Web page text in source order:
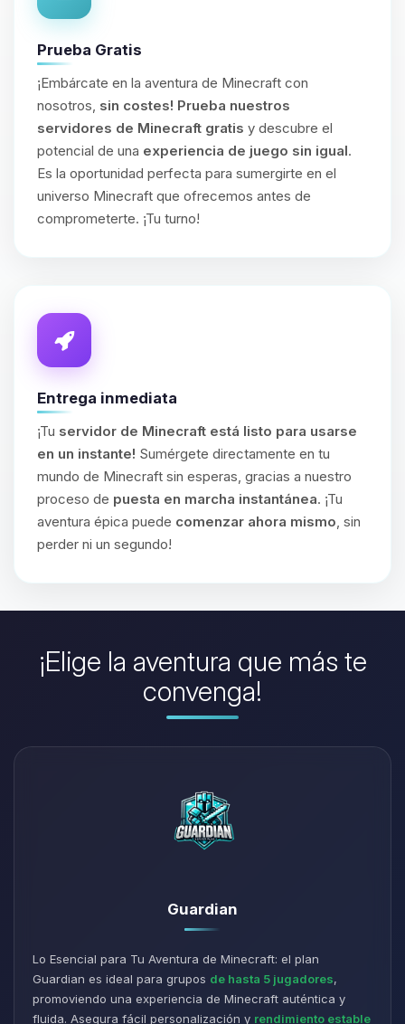
Prueba Gratis
¡Embárcate en la aventura de Minecraft con
nosotros, sin costes! Prueba nuestros
servidores de Minecraft gratis y descubre el
potencial de una experiencia de juego sin igual.
Es la oportunidad perfecta para sumergirte en el
universo Minecraft que ofrecemos antes de
comprometerte. ¡Tu turno!
Entrega inmediata
¡Tu servidor de Minecraft está listo para usarse
en un instante! Sumérgete directamente en tu
mundo de Minecraft sin esperas, gracias a nuestro
proceso de puesta en marcha instantánea. ¡Tu
aventura épica puede comenzar ahora mismo , sin
perder ni un segundo!
¡Elige la aventura que más te
convenga!
Guardian
Lo Esencial para Tu Aventura de Minecraft: el plan
Guardian es ideal para grupos de hasta 5 jugadores,
promoviendo una experiencia de Minecraft auténtica y
fluida. Asegura fácil personalización y rendimiento estable